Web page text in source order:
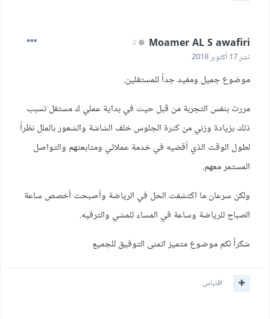
Moamer AL S awafiri
نشر17 أكتوبر 2018
موضوع جميل ومفيد جداً للمستقلين.
مررت بنفس التجربة من قبل حيث في بداية عملي ك مستقل تسبب
ذلك بزيادة وزني من كثرة الجلوس خلف الشاشة والشعور بالملل نظراً
لطول الوقت الذي أقضيه في خدمة عملائي ومتابعتهم والتواصل
المستمر معهم.
ولكن سرعان ما اكتشفت الحل في الرياضة وأصبحت أخصص ساعة
الصباح للرياضة وساعة في المساء للمشي والترفيه.
شكراً لكم موضوع متميز اتمنى التوفيق للجميع
اقتباس